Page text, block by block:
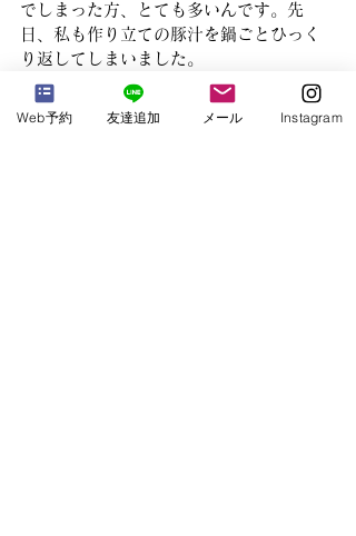
でしまった方、とても多いんです。先
日、私も作り立ての豚汁を鍋ごとひっく
り返してしまいました。
鳥肌が立つような寒い季節は、自律神経
が高まりっぱなしですが、夏はその逆で
Web予約 友達追加 メール Instagram